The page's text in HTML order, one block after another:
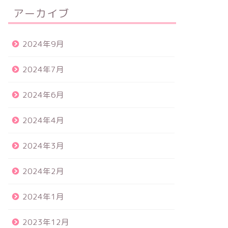
アーカイブ
2024年9月
2024年7月
2024年6月
2024年4月
2024年3月
2024年2月
2024年1月
2023年12月